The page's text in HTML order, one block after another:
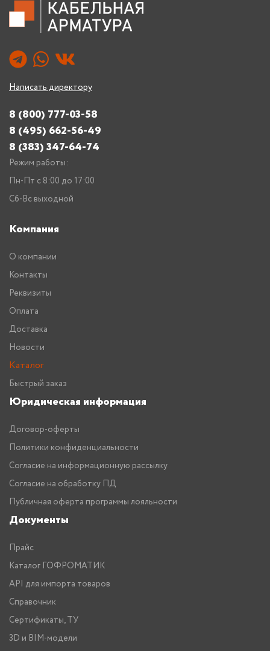
Написать директору
8 (800) 777-03-58
8 (495) 662-56-49
8 (383) 347-64-74
Режим работы:
Пн-Пт с 8:00 до 17:00
Сб-Вс выходной
Компания
О компании
Контакты
Реквизиты
Оплата
Доставка
Новости
Каталог
Быстрый заказ
Юридическая информация
Договор-оферты
Политики конфиденциальности
Согласие на информационную рассылку
Согласие на обработку ПД
Публичная оферта программы лояльности
Документы
Прайс
Каталог ГОФРОМАТИК
API для импорта товаров
Справочник
Сертификаты, ТУ
3D и BIM-модели